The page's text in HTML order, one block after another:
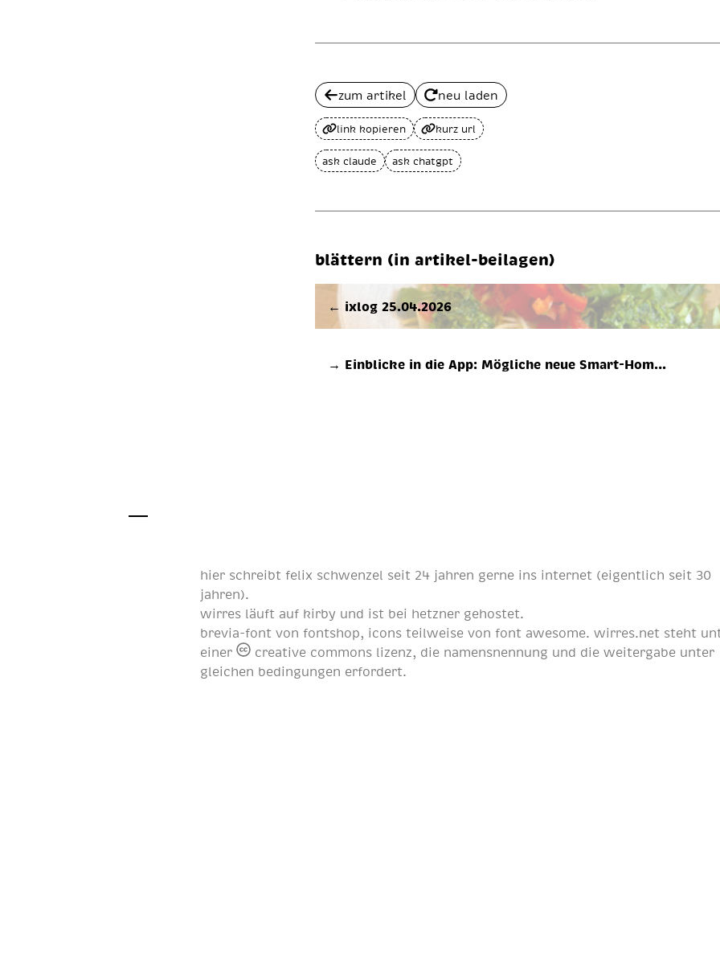
zum artikel neu laden
link kopieren kurz url
ask claude ask chatgpt
blättern (in artikel-beilagen)
← ixlog 25.04.2026
→ Einblicke in die App: Mögliche neue Smart-Hom…
hier schreibtfelix schwenzel seit 24 jahren gerne ins internet (eigentlich seit 30
jahren).
wirres läuft auf kirby und ist bei hetzner gehostet.
brevia-font vonfontshop , icons teilweise vonfont awesome . wirres.net steht
einer
creative commons lizenz , die namensnennung und die weitergabe unter
gleichen bedingungen erfordert.